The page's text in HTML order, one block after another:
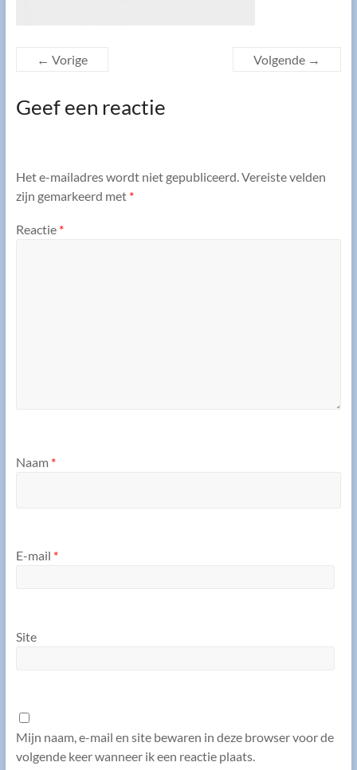
← Vorige Volgende →
Geef een reactie
Het e-mailadres wordt niet gepubliceerd.Vereiste velden
zijn gemarkeerd met *
Reactie *
Naam *
E-mail *
Site
Mijn naam, e-mail en site bewaren in deze browser voor de
volgende keer wanneer ik een reactie plaats.